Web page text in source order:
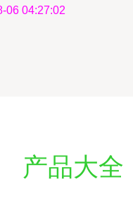
06 04:27:02
产品大全